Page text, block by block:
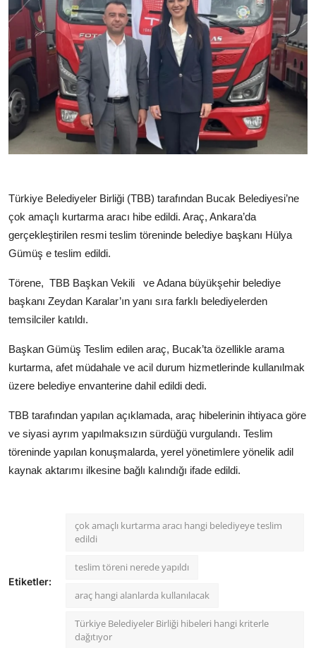
Türkiye Belediyeler Birliği (TBB) tarafından Bucak Belediyesi’ne
çok amaçlı kurtarma aracı hibe edildi. Araç, Ankara’da
gerçekleştirilen resmi teslim töreninde belediye başkanı Hülya
Gümüş e teslim edildi.
Törene, TBB Başkan Vekili ve Adana büyükşehir belediye
başkanı Zeydan Karalar’ın yanı sıra farklı belediyelerden
temsilciler katıldı.
Başkan Gümüş Teslim edilen araç, Bucak’ta özellikle arama
kurtarma, afet müdahale ve acil durum hizmetlerinde kullanılmak
üzere belediye envanterine dahil edildi dedi.
TBB tarafından yapılan açıklamada, araç hibelerinin ihtiyaca göre
ve siyasi ayrım yapılmaksızın sürdüğü vurgulandı. Teslim
töreninde yapılan konuşmalarda, yerel yönetimlere yönelik adil
kaynak aktarımı ilkesine bağlı kalındığı ifade edildi.
Etiketler:
çok amaçlı kurtarma aracı hangi belediyeye teslim
edildi
teslim töreni nerede yapıldı
araç hangi alanlarda kullanılacak
Türkiye Belediyeler Birliği hibeleri hangi kriterle
dağıtıyor